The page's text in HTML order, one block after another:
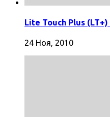
Lite Touch Plus
24 Ноя, 2010